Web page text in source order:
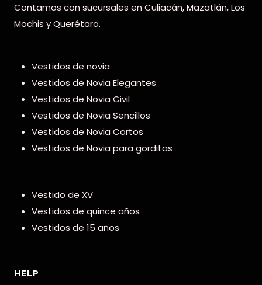
Contamos con sucursales en Culiacán, Mazatlán, Los
Mochis y Querétaro.
Vestidos de novia
Vestidos de Novia Elegantes
Vestidos de Novia Civil
Vestidos de Novia Sencillos
Vestidos de Novia Cortos
Vestidos de Novia para gorditas
Vestido de XV
Vestidos de quince años
Vestidos de 15 años
HELP